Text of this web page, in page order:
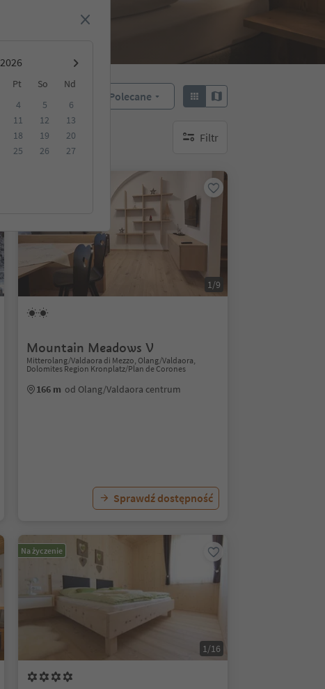
Pt So
Nd
4 5
6
11 12
13
18 19
20
25 26
27
Polecane
Filtr
brak aktywnych filtrów
1/9
Mountain Meadows V
Mitterolang/Valdaora di Mezzo, Olang/Valdaora,
Dolomites Region Kronplatz/Plan de Corones
166 m od Olang/Valdaora centrum
Sprawdź dostępność
Na życzenie
1/16